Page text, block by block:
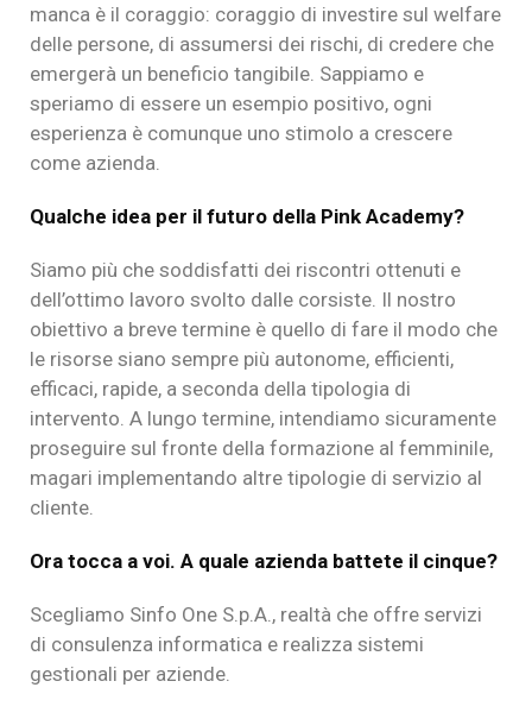
manca è il coraggio: coraggio di investire sul welfare
delle persone, di assumersi dei rischi, di credere che
emergerà un beneficio tangibile. Sappiamo e
speriamo di essere un esempio positivo, ogni
esperienza è comunque uno stimolo a crescere
come azienda.
Qualche idea per il futuro della Pink Academy?
Siamo più che soddisfatti dei riscontri ottenuti e
dell’ottimo lavoro svolto dalle corsiste. Il nostro
obiettivo a breve termine è quello di fare il modo che
le risorse siano sempre più autonome, efficienti,
efficaci, rapide, a seconda della tipologia di
intervento. A lungo termine, intendiamo sicuramente
proseguire sul fronte della formazione al femminile,
magari implementando altre tipologie di servizio al
cliente.
Ora tocca a voi. A quale azienda battete il cinque?
Scegliamo Sinfo One S.p.A., realtà che offre servizi
di consulenza informatica e realizza sistemi
gestionali per aziende.